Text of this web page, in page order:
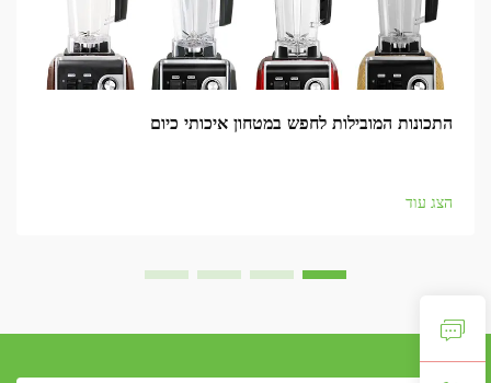
התכונות המובילות לחפש במטחון איכותי כיום
הצג עוד